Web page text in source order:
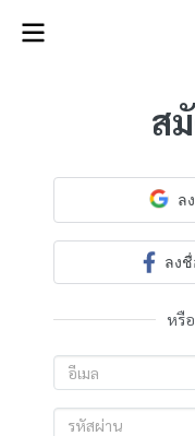
ส
ล
ลง
หรื